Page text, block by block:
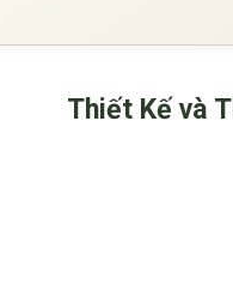
Thiết Kế và